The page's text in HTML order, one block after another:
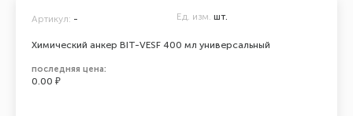
Химический анкер BIT-VESF 400 мл универсальный
Артикул: - Ед. изм. шт.
последняя цена:
0.00 ₽